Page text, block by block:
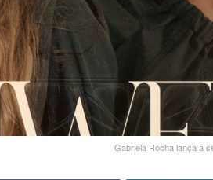
Gabriela Rocha lança a